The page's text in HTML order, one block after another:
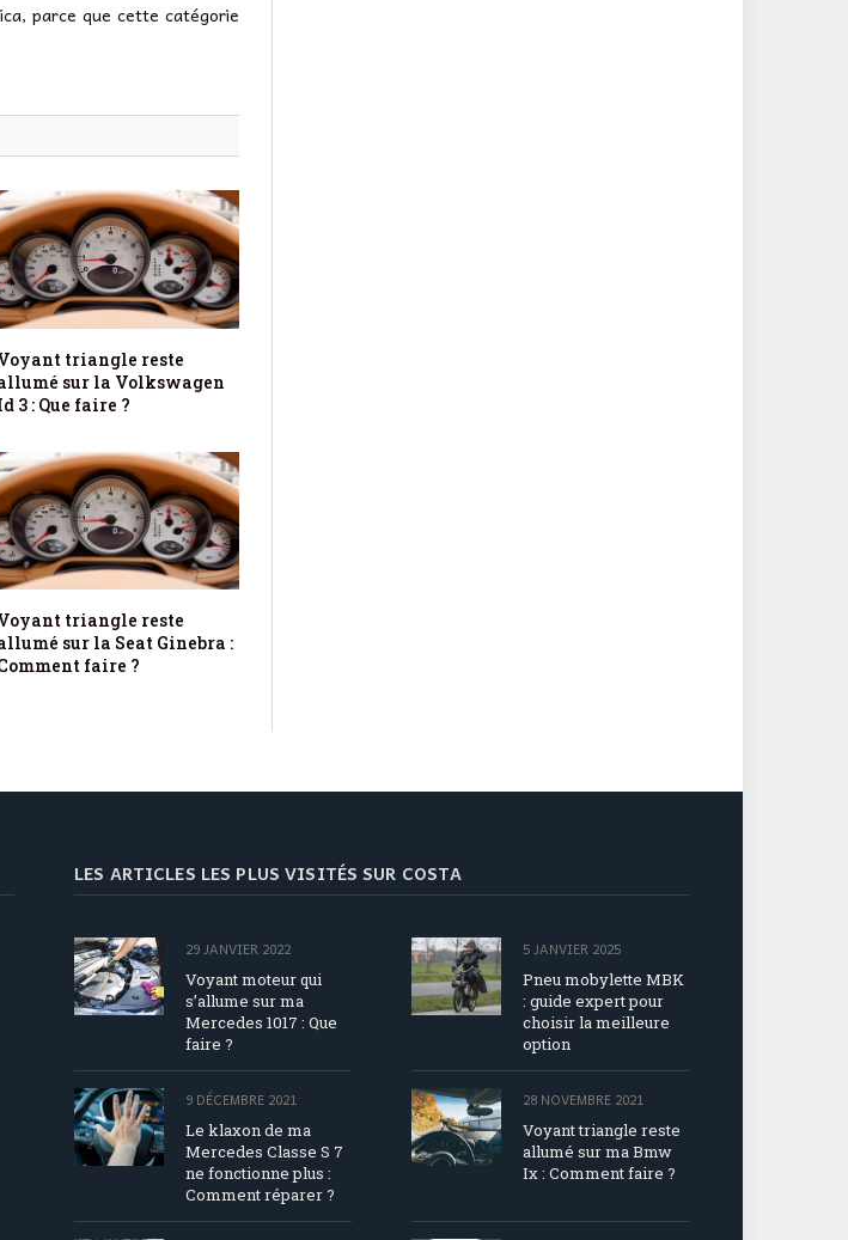
parce que cette catégorie
triangle reste
sur la Volkswagen
3 : Que faire ?
triangle reste
sur la Seat Ginebra :
faire ?
LES ARTICLES LES PLUS VISITÉS SUR COSTA
29 JANVIER 2022
Voyant moteur qui
s’allume sur ma
Mercedes 1017 : Que
faire ?
5 JANVIER 2025
Pneu mobylette MBK
: guide expert pour
choisir la meilleure
option
9 DÉCEMBRE 2021
Le klaxon de ma
Mercedes Classe S 7
ne fonctionne plus :
Comment réparer ?
28 NOVEMBRE 2021
Voyant triangle reste
allumé sur ma Bmw
Ix : Comment faire ?